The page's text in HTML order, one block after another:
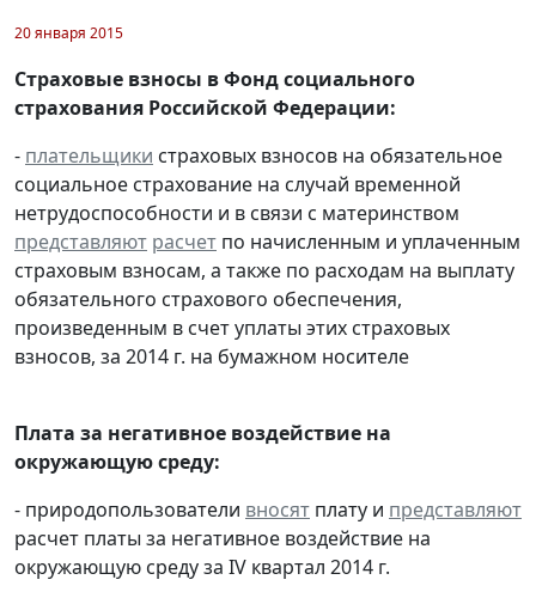
20 января 2015
Страховые взносы в Фонд социального
страхования Российской Федерации:
- плательщики страховых взносов на обязательное
социальное страхование на случай временной
нетрудоспособности и в связи с материнством
представляют расчет по начисленным и уплаченным
страховым взносам, а также по расходам на выплату
обязательного страхового обеспечения,
произведенным в счет уплаты этих страховых
взносов, за 2014 г. на бумажном носителе
Плата за негативное воздействие на
окружающую среду:
- природопользователи вносят плату и представляют
расчет платы за негативное воздействие на
окружающую среду за IV квартал 2014 г.